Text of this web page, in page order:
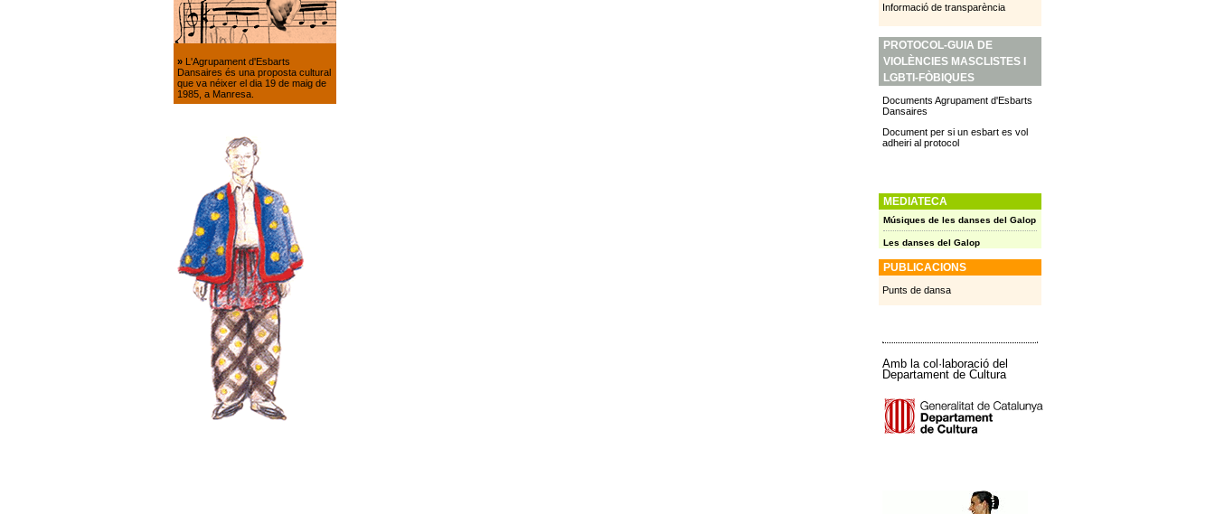
» L'Agrupament d'Esbarts
Dansaires és una proposta cultural
que va néixer el dia 19 de maig de
1985, a Manresa.
Informació de transparència
PROTOCOL-GUIA DE
VIOLÈNCIES MASCLISTES I
LGBTI-FÒBIQUES
Documents Agrupament d'Esbarts
Dansaires
Document per si un esbart es vol
adheiri al protocol
MEDIATECA
Músiques de les danses del Galop
Les danses del Galop
PUBLICACIONS
Punts de dansa
Amb la col·laboració del
Departament de Cultura